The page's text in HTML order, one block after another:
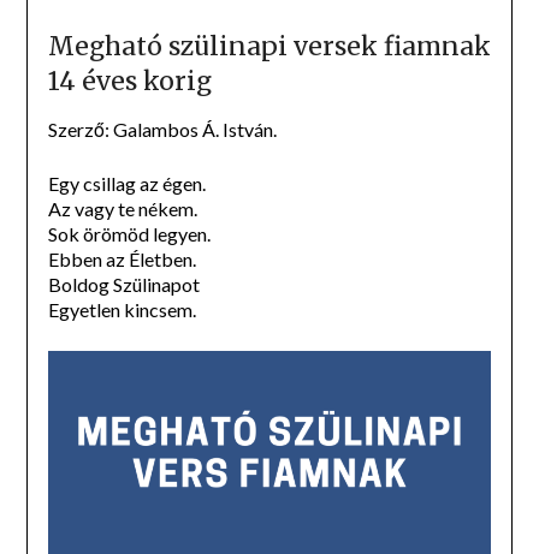
Megható szülinapi versek fiamnak
14 éves korig
Szerző: Galambos Á. István.
Egy csillag az égen.
Az vagy te nékem.
Sok örömöd legyen.
Ebben az Életben.
Boldog Szülinapot
Egyetlen kincsem.